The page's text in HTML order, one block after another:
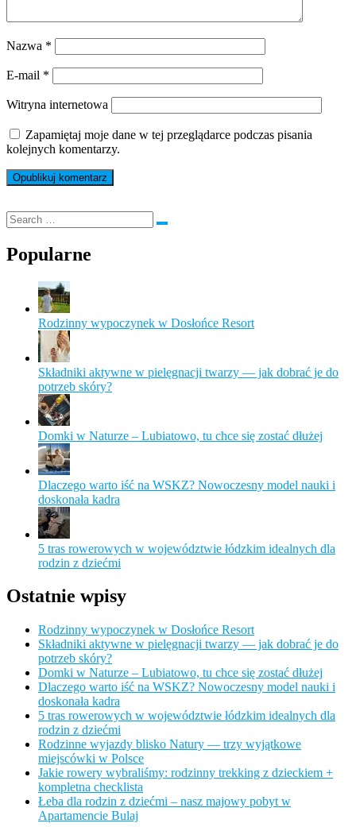
Nazwa *
E-mail *
Witryna internetowa
Zapamiętaj moje dane w tej przeglądarce podczas pisania
kolejnych komentarzy.
Popularne
Rodzinny wypoczynek w Dosłońce Resort
Składniki aktywne w pielęgnacji twarzy — jak dobrać je do
potrzeb skóry?
Domki w Naturze – Lubiatowo, tu chce się zostać dłużej
Dlaczego warto iść na WSKZ? Nowoczesny model nauki i
doskonała kadra
5 tras rowerowych w województwie łódzkim idealnych dla
rodzin z dziećmi
Ostatnie wpisy
Rodzinny wypoczynek w Dosłońce Resort
Składniki aktywne w pielęgnacji twarzy — jak dobrać je do
potrzeb skóry?
Domki w Naturze – Lubiatowo, tu chce się zostać dłużej
Dlaczego warto iść na WSKZ? Nowoczesny model nauki i
doskonała kadra
5 tras rowerowych w województwie łódzkim idealnych dla
rodzin z dziećmi
Rodzinne wyjazdy blisko Natury — trzy wyjątkowe
miejscówki w Polsce
Jakie rowery wybraliśmy: rodzinny trekking z dzieckiem +
kompletna checklista
Łeba dla rodzin z dziećmi – nasz majowy pobyt w
Apartamencie Bulaj